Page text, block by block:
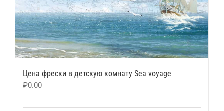
Цена фрески в детскую комнату Sea voyage
₽0.00